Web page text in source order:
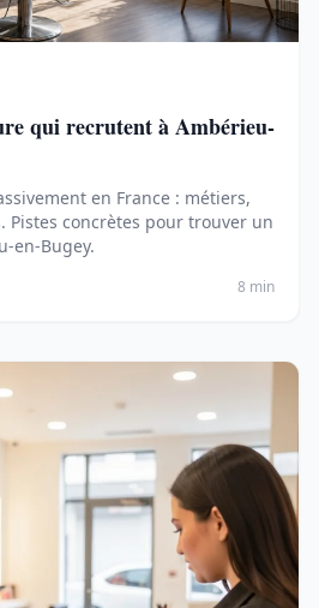
qui recrutent à Ambérieu-
en France : métiers,
Pistes concrètes pour trouver un
en-Bugey.
8 min